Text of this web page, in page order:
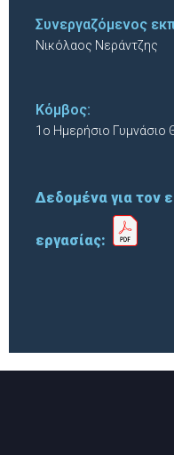
Συνεργαζόμενος
Νικόλαος Νεράντζης
Κόμβος:
1ο Ημερήσιο Γυμνάσιο
Δεδομένα για τον
εργασίας: